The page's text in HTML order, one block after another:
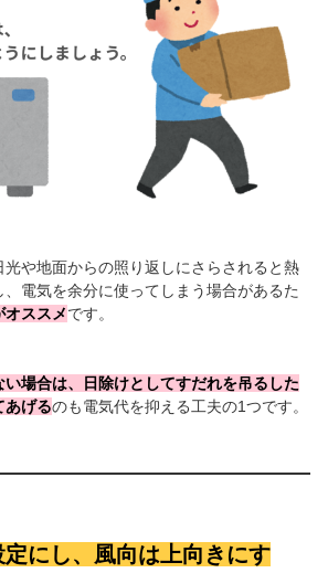
光や地面からの照り返しにさらされると熱
電気を余分に使ってしまう場合があるた
オススメです。
場合は、日除けとしてすだれを吊るした
あげるのも電気代を抑える工夫の1つです。
にし、風向は上向きにす